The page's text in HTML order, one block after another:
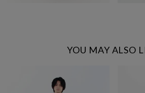
YOU MAY ALSO